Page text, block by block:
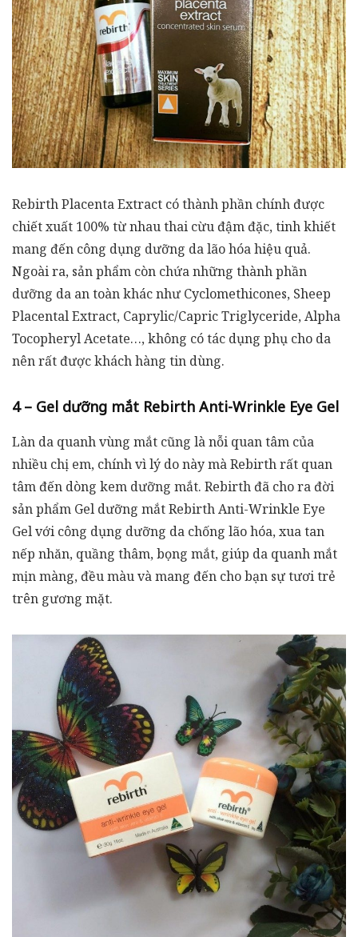
Rebirth Placenta Extract có thành phần chính được
chiết xuất 100% từ nhau thai cừu đậm đặc, tinh khiết
mang đến công dụng dưỡng da lão hóa hiệu quả.
Ngoài ra, sản phẩm còn chứa những thành phần
dưỡng da an toàn khác như Cyclomethicones, Sheep
Placental Extract, Caprylic/Capric Triglyceride, Alpha
Tocopheryl Acetate…, không có tác dụng phụ cho da
nên rất được khách hàng tin dùng.
4 – Gel dưỡng mắt Rebirth Anti-Wrinkle Eye Gel
Làn da quanh vùng mắt cũng là nỗi quan tâm của
nhiều chị em, chính vì lý do này mà Rebirth rất quan
tâm đến dòng kem dưỡng mắt. Rebirth đã cho ra đời
sản phẩm Gel dưỡng mắt Rebirth Anti-Wrinkle Eye
Gel với công dụng dưỡng da chống lão hóa, xua tan
nếp nhăn, quầng thâm, bọng mắt, giúp da quanh mắt
mịn màng, đều màu và mang đến cho bạn sự tươi trẻ
trên gương mặt.